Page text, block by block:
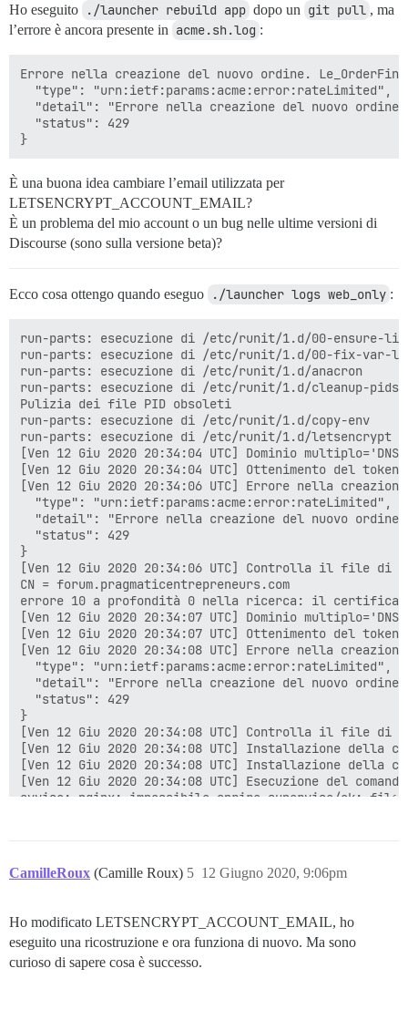
Ho eseguito
./launcher rebuild app dopo un git pull , ma
l’errore è ancora presente in acme.sh.log :
Errore nella creazione del nuovo ordine.
  "type": "urn:ietf:params:acme:error:rateLimited",
"detail": "Errore nella creazione del nuovo
  "status": 429
È una buona idea cambiare l’email utilizzata per
LETSENCRYPT_ACCOUNT_EMAIL?
È un problema del mio account o un bug nelle ultime versioni di
Discourse (sono sulla versione beta)?
Ecco cosa ottengo quando eseguo ./launcher logs web_only :
run-parts: esecuzione di /etc/runit/1.d/00-ensure-
run-parts: esecuzione di /etc/runit/1.d/00-fix-var-
run-parts: esecuzione di /etc/runit/1.d/anacron
run-parts: esecuzione di /etc/runit/1.d/cleanup-pids
Pulizia dei file PID obsoleti
run-parts: esecuzione di /etc/runit/1.d/copy-env
run-parts: esecuzione di /etc/runit/1.d/letsencrypt
[Ven 12 Giu 2020 20:34:04 UTC] Dominio
[Ven 12 Giu 2020 20:34:04 UTC] Ottenimento del
[Ven 12 Giu 2020 20:34:06 UTC] Errore nella
  "type": "urn:ietf:params:acme:error:rateLimited",
"detail": "Errore nella creazione del nuovo
  "status": 429
}
[Ven 12 Giu 2020 20:34:06 UTC] Controlla il file
CN = forum.pragmaticentrepreneurs.com
errore 10 a profondità 0 nella ricerca: il
[Ven 12 Giu 2020 20:34:07 UTC] Dominio
[Ven 12 Giu 2020 20:34:07 UTC] Ottenimento del
[Ven 12 Giu 2020 20:34:08 UTC] Errore nella
  "type": "urn:ietf:params:acme:error:rateLimited",
"detail": "Errore nella creazione del nuovo
  "status": 429
}
[Ven 12 Giu 2020 20:34:08 UTC] Controlla il file
[Ven 12 Giu 2020 20:34:08 UTC] Installazione della
[Ven 12 Giu 2020 20:34:08 UTC] Installazione della
[Ven 12 Giu 2020 20:34:08 UTC] Esecuzione del
avviso: nginx: impossibile aprire supervise/ok: file
[Ven 12 Giu 2020 20:34:11 UTC] Errore nella
  "type": "urn:ietf:params:acme:error:rateLimited",
}
[Ven 12 Giu 2020 20:34:11 UTC] Controlla il file
CN = forum.pragmaticentrepreneurs.com
CamilleRoux (Camille Roux) 12 Giugno 2020, 9:06pm
5
Ho modificato LETSENCRYPT_ACCOUNT_EMAIL, ho
eseguito una ricostruzione e ora funziona di nuovo. Ma sono
curioso di sapere cosa è successo.